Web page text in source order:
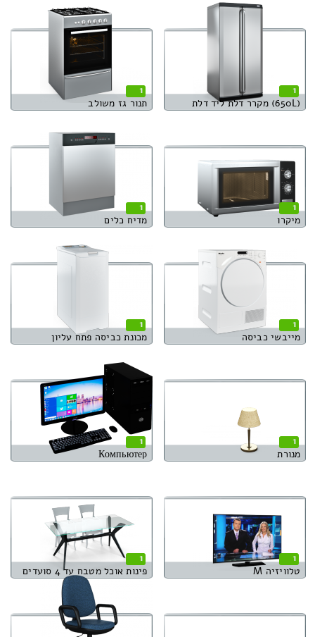
1
(650L) מקרר דלת ליד דלת
1
תנור גז משולב
1
מיקרו
1
מדיח כלים
1
מייבשי כביסה
1
מכונת כביסה פתח עליון
1
מנורת
1
Компьютер
1
טלוויזיה M
1
פינות אוכל מטבח עד 4 סועדים